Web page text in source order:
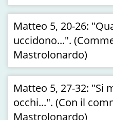
Matteo 5, 20-26:
uccidono...".
Mastrolonardo)
Matteo 5, 27-32: "Si
occhi...". (Con il
Mastrolonardo)